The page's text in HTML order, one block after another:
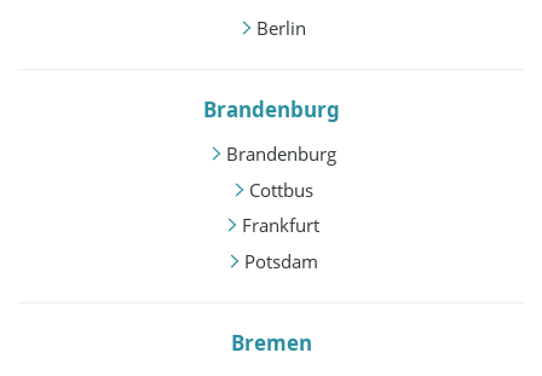
Berlin
Brandenburg
Brandenburg
Cottbus
Frankfurt
Potsdam
Bremen